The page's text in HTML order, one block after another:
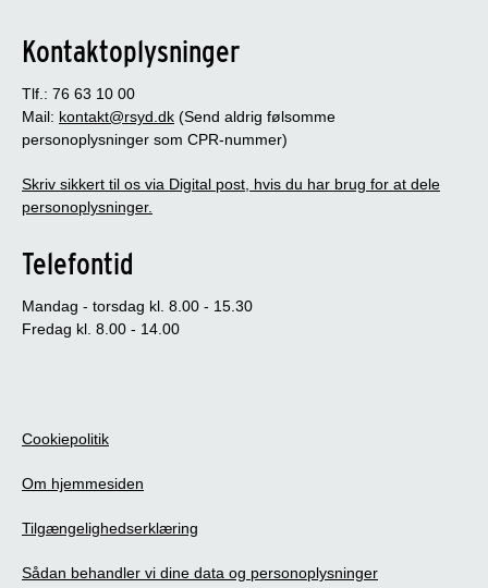
Kontaktoplysninger
Tlf.: 76 63 10 00
Mail: kontakt@rsyd.dk (Send aldrig følsomme
personoplysninger som CPR-nummer)
Skriv sikkert til os via Digital post, hvis du har brug for at dele
personoplysninger.
Telefontid
Mandag - torsdag kl. 8.00 - 15.30
Fredag kl. 8.00 - 14.00
Cookiepolitik
Om hjemmesiden
Tilgængelighedserklæring
Sådan behandler vi dine data og personoplysninger